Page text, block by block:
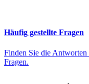
Häufig gestellte Fragen
Finden Sie die
Fragen.